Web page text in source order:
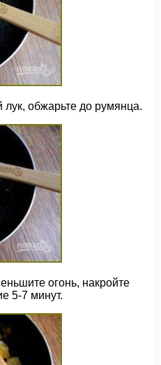
обжарьте до румянца.
огонь, накройте
5-7 минут.